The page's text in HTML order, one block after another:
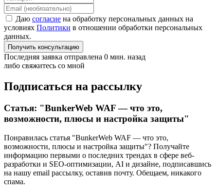
Даю согласие на обработку персональных данных на
условиях Политики в отношении обработки персональных
данных.
Получить консультацию
Последняя заявка отправлена 0 мин. назад
либо свяжитесь со мной
Подписаться на рассылку
Статья: "BunkerWeb WAF — что это,
возможности, плюсы и настройка защиты"
Понравилась статья "BunkerWeb WAF — что это,
возможности, плюсы и настройка защиты"? Получайте
информацию первыми о последних трендах в сфере веб-
разработки и SEO-оптимизации, AI и дизайне, подписавшись
на нашу email рассылку, оставив почту. Обещаем, никакого
спама.